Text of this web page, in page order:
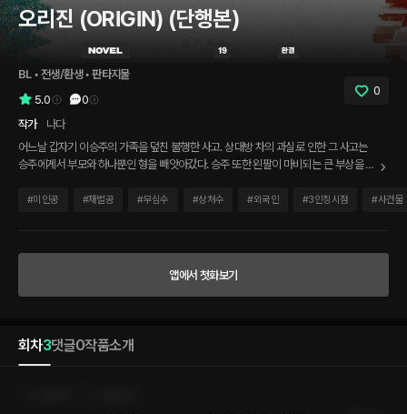
오리진 (ORIGIN) (단행본)
BL • 전생/환생 • 판타지물
5.0
0
0
작가
나다
어느날 갑자기 이승주의 가족을 덮친 불행한 사고. 상대방 차의 과실로 인한 그 사고는
승주에게서 부모와 하나뿐인 형을 빼앗아갔다. 승주 또한 왼팔이 마비되는 큰 부상을 입
재활과 어학원을 오가는 수수한 삶을 살아가는 그였지만, 어학원에서 알게 된 친구 류치
된다. 그를 본 순간, 자신이 가끔씩 꾸곤 하던 꿈에서 자신을 죽인 남자라는 것을 본능적
으로 깨달은 승주는 지금껏 가져보지 못한 묘한 느낌을 갖게 된다. 한편 레오나드는 아버
지 못했던 강렬한 감정을 품게 되는데……. 그러니 내 곁에 있어. 혹시 알아? 사는 게 즐거
워질지.
#미인공 #재벌공 #무심수 #상처수 #외국인 #3인칭시점 #사건물
앱에서 첫화보기
회차3댓글0작품소개